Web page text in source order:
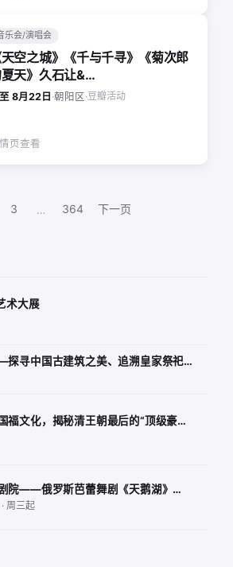
乐会/演唱会
天空之城》《千与千寻》《菊次郎
天》久石让&…
8月22日 ·朝阳区·豆瓣活动
页查看
3 … 364 下一页
术大展
探寻中国古建筑之美、追溯皇家祭祀…
福文化，揭秘清王朝最后的“顶级豪…
院——俄罗斯芭蕾舞剧《天鹅湖》…
周三起